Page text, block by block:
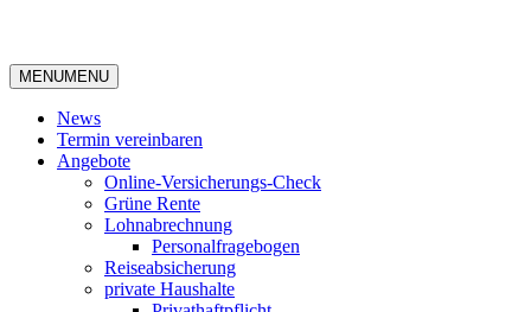
MENUMENU
News
Termin vereinbaren
Angebote
Online-Versicherungs-Check
Grüne Rente
Lohnabrechnung
Personalfragebogen
Reiseabsicherung
private Haushalte